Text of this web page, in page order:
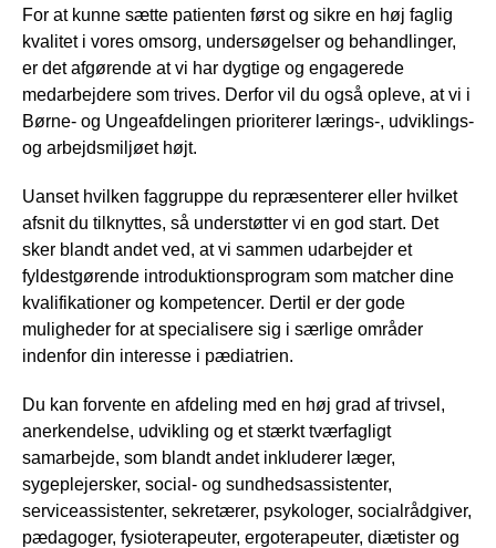
For at kunne sætte patienten først og sikre en høj faglig
kvalitet i vores omsorg, undersøgelser og behandlinger,
er det afgørende at vi har dygtige og engagerede
medarbejdere som trives. Derfor vil du også opleve, at vi i
Børne- og Ungeafdelingen prioriterer lærings-, udviklings-
og arbejdsmiljøet højt.
Uanset hvilken faggruppe du repræsenterer eller hvilket
afsnit du tilknyttes, så understøtter vi en god start. Det
sker blandt andet ved, at vi sammen udarbejder et
fyldestgørende introduktionsprogram som matcher dine
kvalifikationer og kompetencer. Dertil er der gode
muligheder for at specialisere sig i særlige områder
indenfor din interesse i pædiatrien.
Du kan forvente en afdeling med en høj grad af trivsel,
anerkendelse, udvikling og et stærkt tværfagligt
samarbejde, som blandt andet inkluderer læger,
sygeplejersker, social- og sundhedsassistenter,
serviceassistenter, sekretærer, psykologer, socialrådgiver,
pædagoger, fysioterapeuter, ergoterapeuter, diætister og